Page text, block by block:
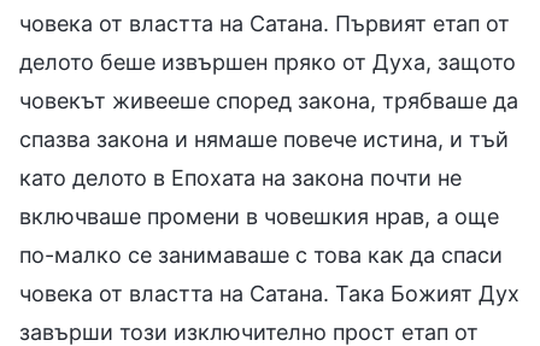
човека от властта на Сатана. Първият етап от
делото беше извършен пряко от Духа, защото
човекът живееше според закона, трябваше да
спазва закона и нямаше повече истина, и тъй
като делото в Епохата на закона почти не
включваше промени в човешкия нрав, а още
по-малко се занимаваше с това как да спаси
човека от властта на Сатана. Така Божият Дух
завърши този изключително прост етап от